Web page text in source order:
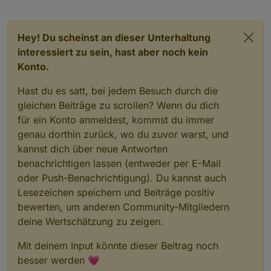
Hey! Du scheinst an dieser Unterhaltung
interessiert zu sein, hast aber noch kein
Konto.
Hast du es satt, bei jedem Besuch durch die
gleichen Beiträge zu scrollen? Wenn du dich
für ein Konto anmeldest, kommst du immer
genau dorthin zurück, wo du zuvor warst, und
kannst dich über neue Antworten
benachrichtigen lassen (entweder per E-Mail
oder Push-Benachrichtigung). Du kannst auch
Lesezeichen speichern und Beiträge positiv
bewerten, um anderen Community-Mitgliedern
deine Wertschätzung zu zeigen.
Mit deinem Input könnte dieser Beitrag noch
besser werden 💗